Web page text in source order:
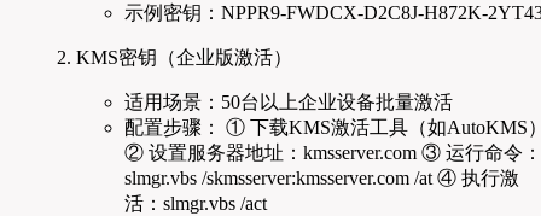
示例密钥：NPPR9-FWDCX-D2C8J-H872K-
KMS密钥（企业版激活）
适用场景：50台以上企业设备批量激活
配置步骤： ① 下载KMS激活工具（如AutoKMS
② 设置服务器地址：kmsserver.com ③ 运行命令：
slmgr.vbs /skmsserver:kmsserver.com /at ④ 执行激
活：slmgr.vbs /act